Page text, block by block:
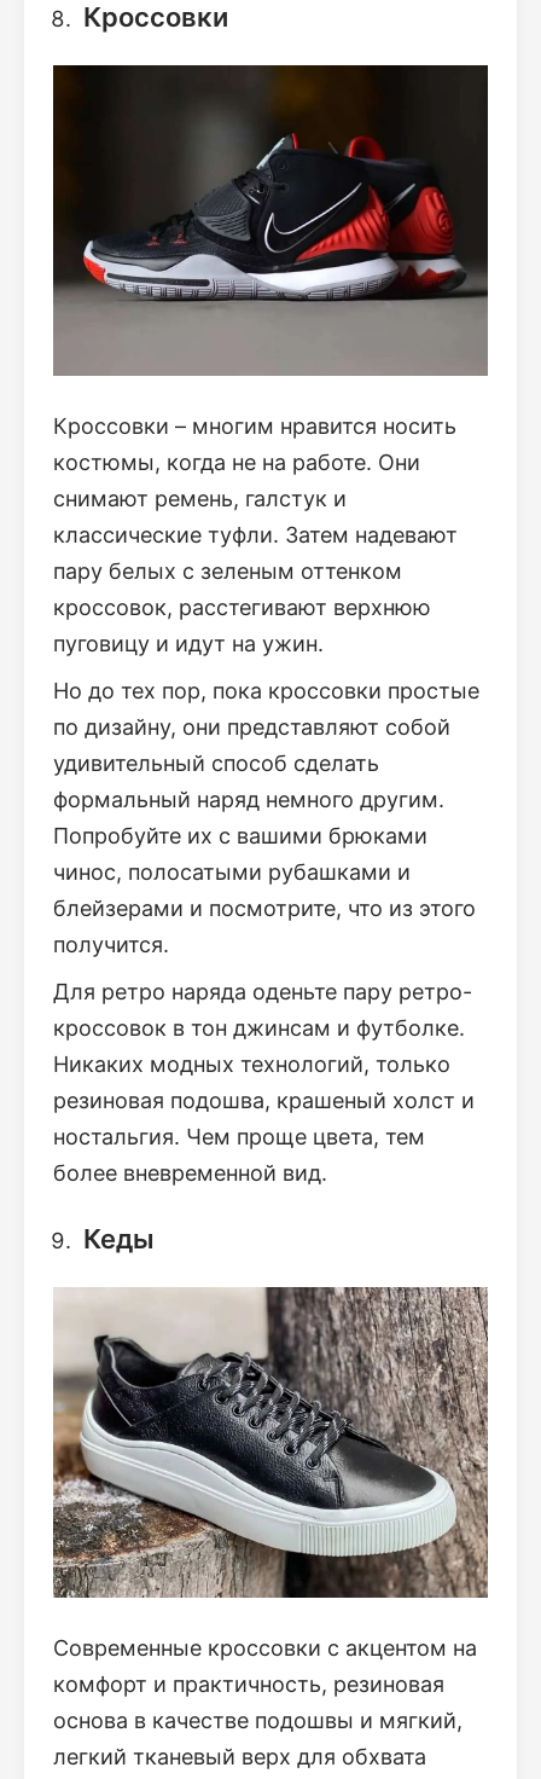
Кроссовки
Кроссовки – многим нравится носить
костюмы, когда не на работе. Они
снимают ремень, галстук и
классические туфли. Затем надевают
пару белых с зеленым оттенком
кроссовок, расстегивают верхнюю
пуговицу и идут на ужин.
Но до тех пор, пока кроссовки простые
по дизайну, они представляют собой
удивительный способ сделать
формальный наряд немного другим.
Попробуйте их с вашими брюками
чинос, полосатыми рубашками и
блейзерами и посмотрите, что из этого
получится.
Для ретро наряда оденьте пару ретро-
кроссовок в тон джинсам и футболке.
Никаких модных технологий, только
резиновая подошва, крашеный холст и
ностальгия. Чем проще цвета, тем
более вневременной вид.
Кеды
Современные кроссовки с акцентом на
комфорт и практичность, резиновая
основа в качестве подошвы и мягкий,
легкий тканевый верх для обхвата